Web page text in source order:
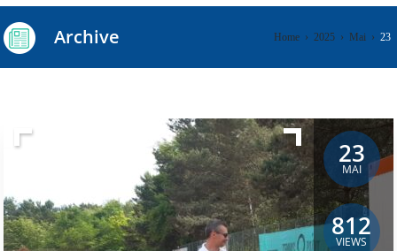
Archive Home› 2025› Mai› 23
23
MAI
812
VIEWS